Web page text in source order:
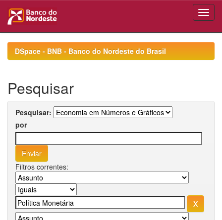
navigationDSpace - BNB - Banco do Nordeste do Brasil
Pesquisar
Pesquisar:
por
Filtros correntes: